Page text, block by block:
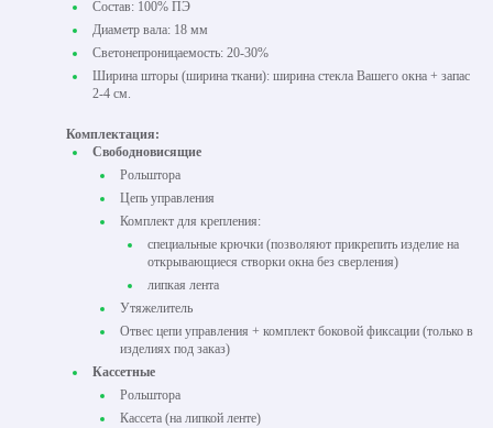
Состав: 100% ПЭ
Диаметр вала: 18 мм
Светонепроницаемость: 20-30%
Ширина шторы (ширина ткани): ширина стекла Вашего окна + запас
2-4 см.
Комплектация:
Свободновисящие
Рольштора
Цепь управления
Комплект для крепления:
специальные крючки (позволяют прикрепить изделие на
открывающиеся створки окна без сверления)
липкая лента
Утяжелитель
Отвес цепи управления + комплект боковой фиксации (только в
изделиях под заказ)
Кассетные
Рольштора
Кассета (на липкой ленте)